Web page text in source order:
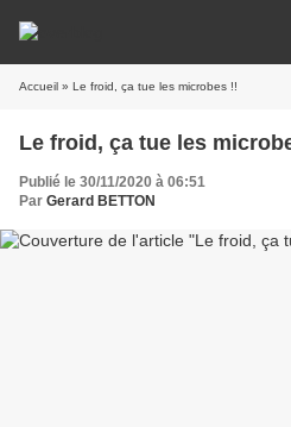
Accueil » Le froid, ça tue les microbes !!
Le froid, ça tue les
Publié le 30/11/2020 à 06:51
Par Gerard BETTON